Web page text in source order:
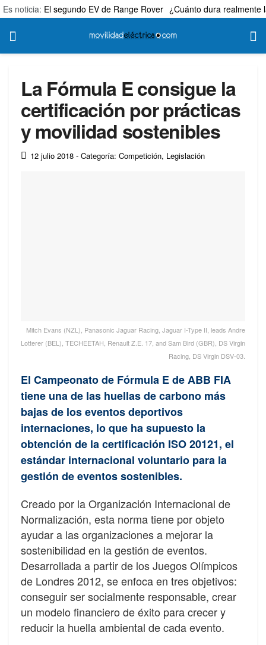
Es noticia: El segundo EV de Range Rover ¿Cuánto dura realmente
La Fórmula E consigue la
certificación por prácticas
y movilidad sostenibles
12 julio 2018 - Categoría: Competición, Legislación
Mitch Evans (NZL), Panasonic Jaguar Racing, Jaguar I-Type II, leads Andre
Lotterer (BEL), TECHEETAH, Renault Z.E. 17, and Sam Bird (GBR), DS Virgin
Racing, DS Virgin DSV-03.
El Campeonato de Fórmula E de ABB FIA
tiene una de las huellas de carbono más
bajas de los eventos deportivos
internaciones, lo que ha supuesto la
obtención de la certificación ISO 20121, el
estándar internacional voluntario para la
gestión de eventos sostenibles.
Creado por la Organización Internacional de
Normalización, esta norma tiene por objeto
ayudar a las organizaciones a mejorar la
sostenibilidad en la gestión de eventos.
Desarrollada a partir de los Juegos Olímpicos
de Londres 2012, se enfoca en tres objetivos:
conseguir ser socialmente responsable, crear
un modelo financiero de éxito para crecer y
reducir la huella ambiental de cada evento.